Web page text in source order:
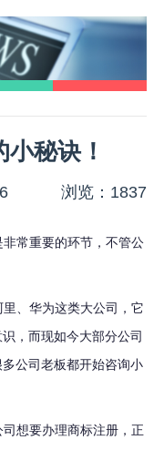
秘诀！
浏览：1837
常重要的环节，不管公
、华为这类大公司，它
，而现如今大部分公司
公司老板都开始咨询小
想要办理商标注册，正